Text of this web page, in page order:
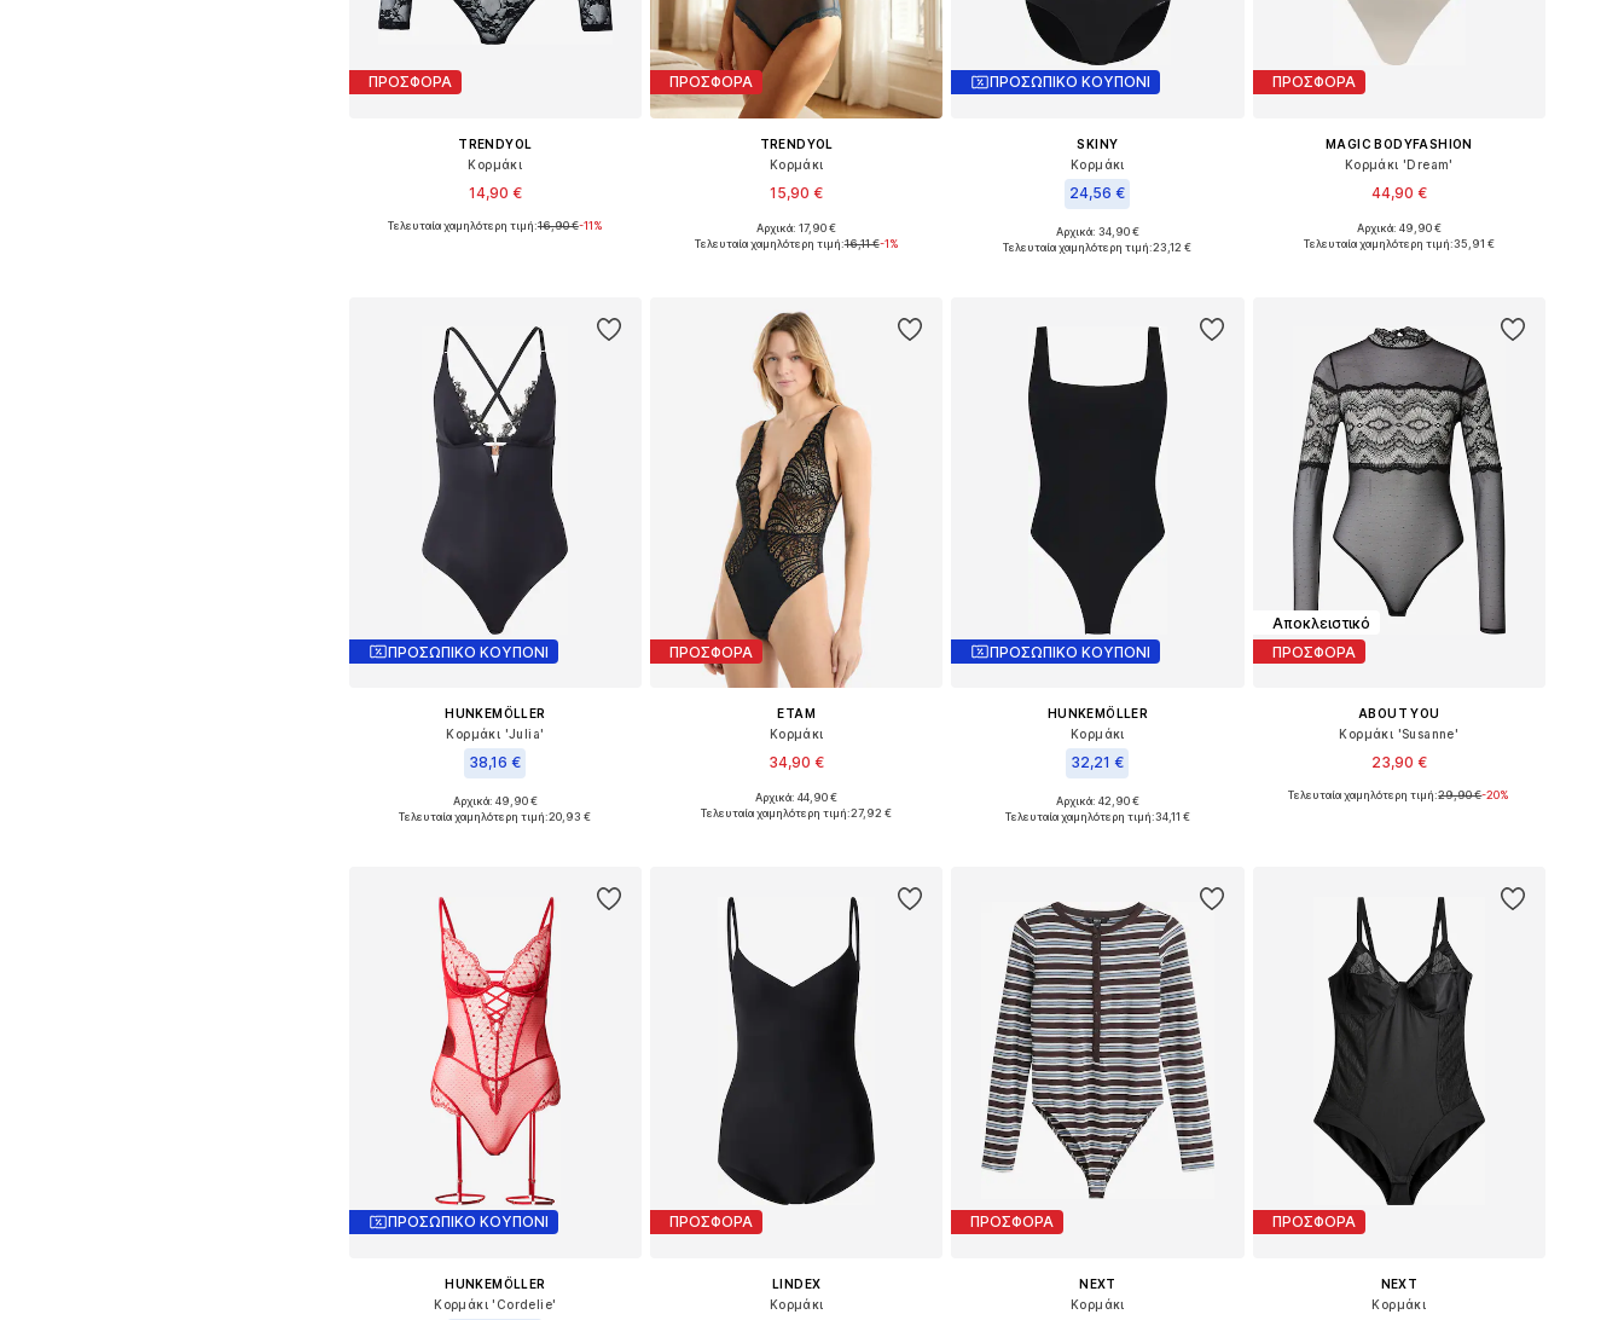
ΠΡΟΣΦΟΡΑ
TRENDYOL
Κορμάκι
14,90 €
Διαθέσιμα μεγέθη: S, M
Τελευταία χαμηλότερη τιμή:16,90 €-11%
ΠΡΟΣΦΟΡΑ
TRENDYOL
Κορμάκι
15,90 €
Διαθέσιμα μεγέθη: M, L, XL
Αρχικά: 17,90 €
Τελευταία χαμηλότερη τιμή:16,11 €-1%
ΠΡΟΣΩΠΙΚΟ ΚΟΥΠΟΝΙ
SKINY
Κορμάκι
24,56 €
Διαθέσιμα μεγέθη: XS-S, S-M
Αρχικά: 34,90 €
Τελευταία χαμηλότερη τιμή:23,12 €
ΠΡΟΣΦΟΡΑ
MAGIC BODYFASHION
Κορμάκι 'Dream'
44,90 €
Διαθέσιμα μεγέθη: S, M, L, XL, XXL
Αρχικά: 49,90 €
Τελευταία χαμηλότερη τιμή:35,91 €
ΠΡΟΣΩΠΙΚΟ ΚΟΥΠΟΝΙ
HUNKEMÖLLER
Κορμάκι 'Julia'
38,16 €
Διαθέσιμα μεγέθη: M
Αρχικά: 49,90 €
Τελευταία χαμηλότερη τιμή:20,93 €
ΠΡΟΣΦΟΡΑ
ETAM
Κορμάκι
34,90 €
Διαθέσιμα μεγέθη: L
Αρχικά: 44,90 €
Τελευταία χαμηλότερη τιμή:27,92 €
ΠΡΟΣΩΠΙΚΟ ΚΟΥΠΟΝΙ
HUNKEMÖLLER
Κορμάκι
32,21 €
Διαθέσιμα μεγέθη: S
Αρχικά: 42,90 €
Τελευταία χαμηλότερη τιμή:34,11 €
Αποκλειστικό
ΠΡΟΣΦΟΡΑ
ABOUT YOU
Κορμάκι 'Susanne'
23,90 €
Διαθέσιμα μεγέθη: S
Τελευταία χαμηλότερη τιμή:29,90 €-20%
ΠΡΟΣΩΠΙΚΟ ΚΟΥΠΟΝΙ
HUNKEMÖLLER
Κορμάκι 'Cordelie'
ΠΡΟΣΦΟΡΑ
LINDEX
Κορμάκι
ΠΡΟΣΦΟΡΑ
NEXT
Κορμάκι
ΠΡΟΣΦΟΡΑ
NEXT
Κορμάκι